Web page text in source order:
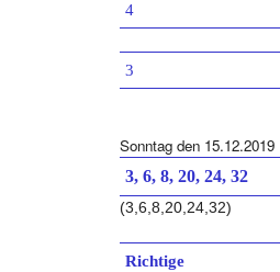
4
3
Sonntag den 15.12.2019
3, 6, 8, 20, 24, 32
(3,6,8,20,24,32)
Richtige